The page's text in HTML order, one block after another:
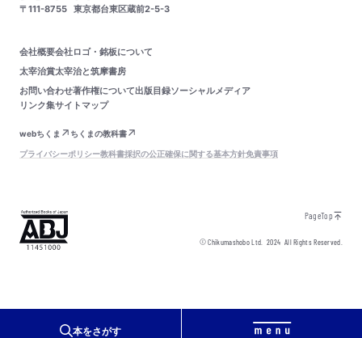
本をさがす
〒111-8755 東京都台東区蔵前2-5-3
会社概要会社ロゴ・銘板について
太宰治賞太宰治と筑摩書房
お問い合わせ著作権について出版目録ソーシャルメディア
リンク集サイトマップ
webちくま
ちくまの教科書
プライバシーポリシー教科書採択の公正確保に関する基本方針免責事項
PageTop
© Chikumashobo Ltd.2024 All Rights Reserved.